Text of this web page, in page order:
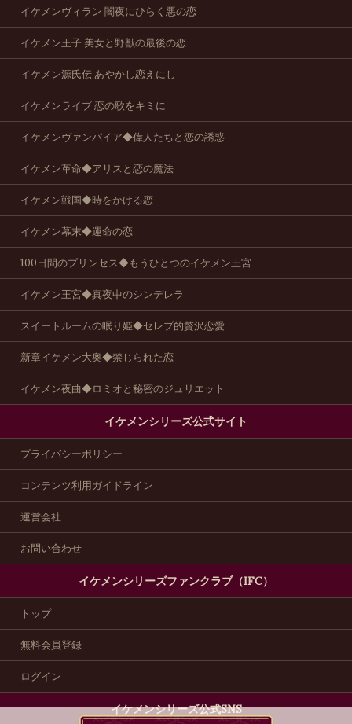
イケメンヴィラン 闇夜にひらく悪の恋
イケメン王子 美女と野獣の最後の恋
イケメン源氏伝 あやかし恋えにし
イケメンライブ 恋の歌をキミに
イケメンヴァンパイア◆偉人たちと恋の誘惑
イケメン革命◆アリスと恋の魔法
イケメン戦国◆時をかける恋
イケメン幕末◆運命の恋
100日間のプリンセス◆もうひとつのイケメン王宮
イケメン王宮◆真夜中のシンデレラ
スイートルームの眠り姫◆セレブ的贅沢恋愛
新章イケメン大奥◆禁じられた恋
イケメン夜曲◆ロミオと秘密のジュリエット
イケメンシリーズ公式サイト
プライバシーポリシー
コンテンツ利用ガイドライン
運営会社
お問い合わせ
イケメンシリーズファンクラブ（IFC）
トップ
無料会員登録
ログイン
イケメンシリーズ公式SNS